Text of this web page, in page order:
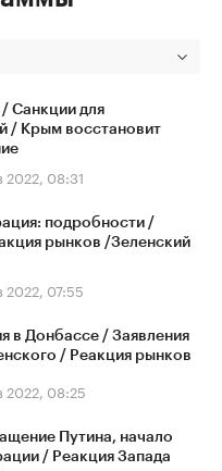
Санкции для
/ Крым восстановит
2022, 08:31
подробности /
рынков /Зеленский
2022, 07:55
в Донбассе / Заявления
/ Реакция рынков
2022, 08:25
Путина, начало
/ Реакция Запада